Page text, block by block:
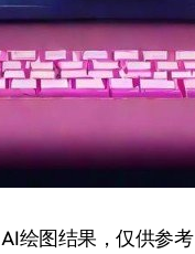
AI绘图结果，仅供参考